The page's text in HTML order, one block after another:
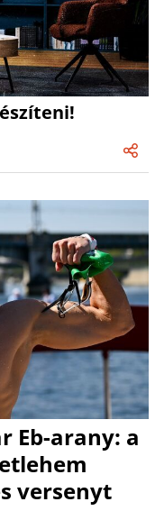
Eb-arany: a
versenyt